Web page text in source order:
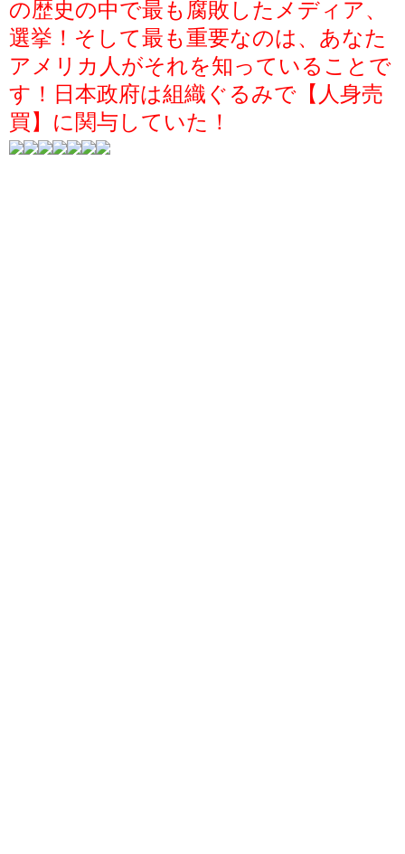
の歴史の中で最も腐敗したメディア、
選挙！そして最も重要なのは、あなた
アメリカ人がそれを知っていることで
す！日本政府は組織ぐるみで【人身売
買】に関与していた！